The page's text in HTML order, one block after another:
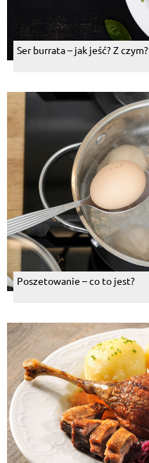
Ser burrata – jak jeść? Z czym?
Poszetowanie – co to jest?